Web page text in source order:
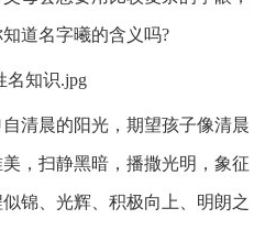
道名字曦的含义吗?
晨的阳光，期望孩子像清晨
，扫静黑暗，播撒光明，象征
锦、光辉、积极向上、明朗之